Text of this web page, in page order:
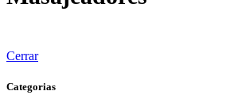
Cerrar
Categorias